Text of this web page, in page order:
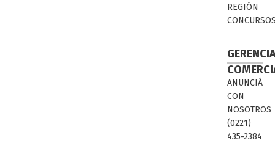
REGIÓN
ANUNCIÁ
CON
NOSOTROS
(0221)
435-2384